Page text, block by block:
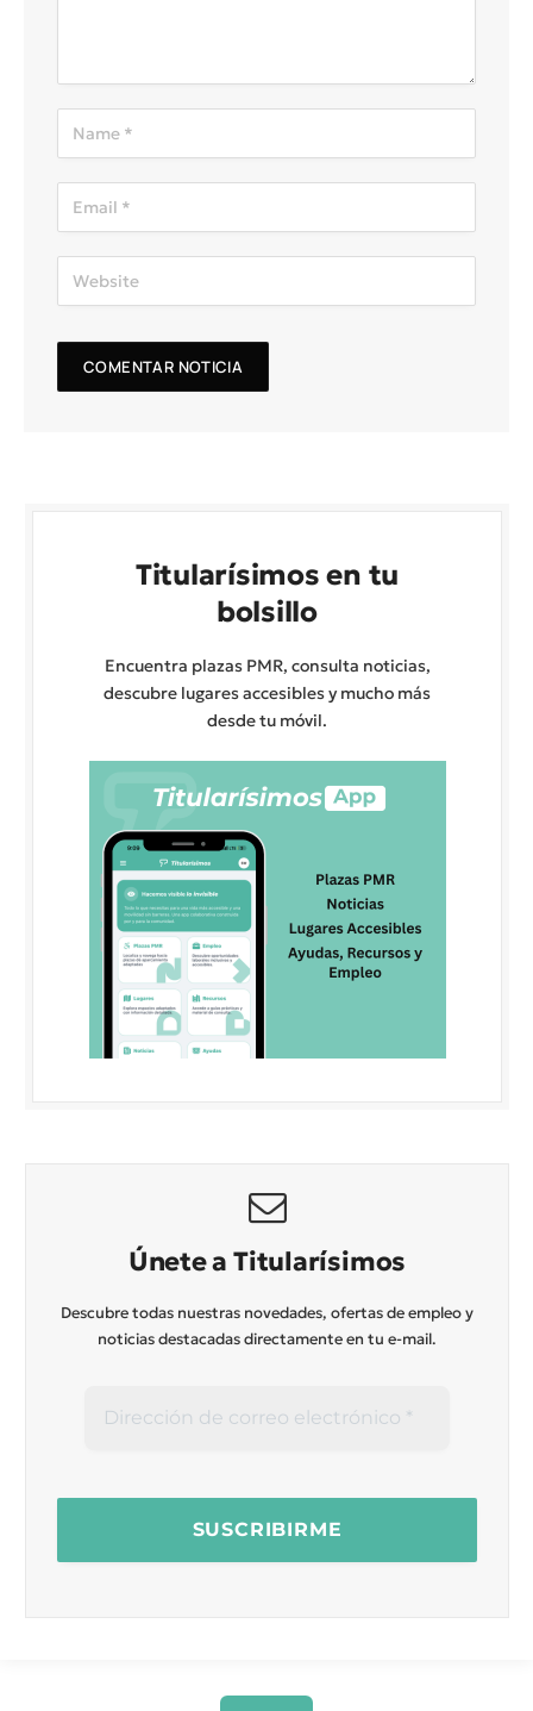
Titularísimos en tu
bolsillo
Encuentra plazas PMR, consulta noticias,
descubre lugares accesibles y mucho más
desde tu móvil.
Únete a Titularísimos
Descubre todas nuestras novedades, ofertas de empleo y
noticias destacadas directamente en tu e-mail.